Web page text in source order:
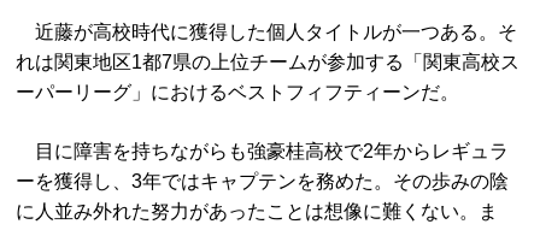
近藤が高校時代に獲得した個人タイトルが一つある。そ
れは関東地区1都7県の上位チームが参加する「関東高校ス
ーパーリーグ」におけるベストフィフティーンだ。
目に障害を持ちながらも強豪桂高校で2年からレギュラ
ーを獲得し、3年ではキャプテンを務めた。その歩みの陰
に人並み外れた努力があったことは想像に難くない。ま